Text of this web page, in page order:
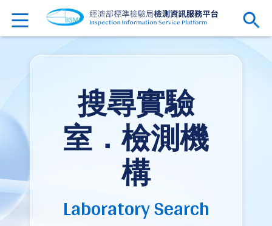
搜尋實驗
室．檢測機
構
Laboratory Search